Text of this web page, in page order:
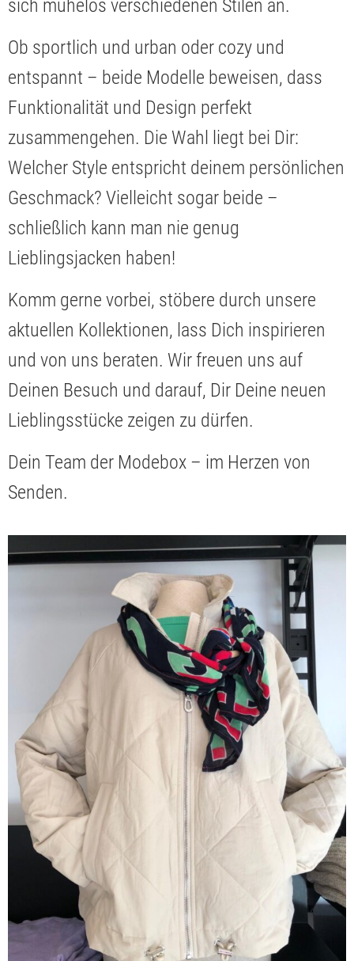
sich mühelos verschiedenen Stilen an.
Ob sportlich und urban oder cozy und
entspannt – beide Modelle beweisen, dass
Funktionalität und Design perfekt
zusammengehen. Die Wahl liegt bei Dir:
Welcher Style entspricht deinem persönlichen
Geschmack? Vielleicht sogar beide –
schließlich kann man nie genug
Lieblingsjacken haben!
Komm gerne vorbei, stöbere durch unsere
aktuellen Kollektionen, lass Dich inspirieren
und von uns beraten. Wir freuen uns auf
Deinen Besuch und darauf, Dir Deine neuen
Lieblingsstücke zeigen zu dürfen.
Dein Team der Modebox – im Herzen von
Senden.